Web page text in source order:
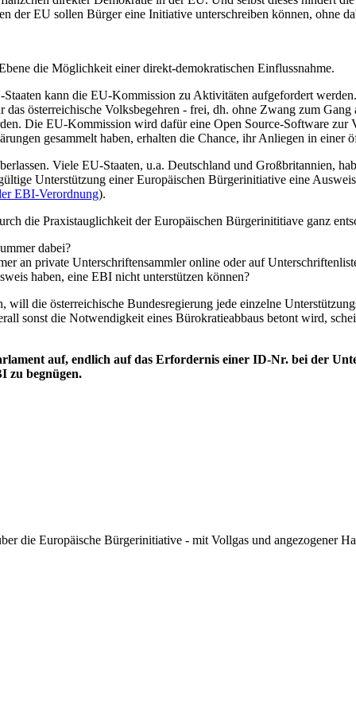
der EU sollen Bürger eine Initiative unterschreiben können, ohne
die Möglichkeit einer direkt-demokratischen Einflussnahme.
kann die EU-Kommission zu Aktivitäten aufgefordert werden.
österreichische Volksbegehren - frei, dh. ohne Zwang zum Gang
Die EU-Kommission wird dafür eine Open Source-Software zur
gesammelt haben, erhalten die Chance, ihr Anliegen in
Viele EU-Staaten, u.a. Deutschland und Großbritannien,
Unterstützung einer Europäischen Bürgerinitiative eine
EBI-Verordnung).
die Praxistauglichkeit der Europäischen Bürgerinititiave ganz
dabei?
an private Unterschriftensammler online oder auf
haben, eine EBI nicht unterstützen können?
die österreichische Bundesregierung jede einzelne
sonst die Notwendigkeit eines Bürokratieabbaus betont wird,
auf, endlich auf das Erfordernis einer ID-Nr. bei der
zu begnügen.
die Europäische Bürgerinitiative - mit Vollgas und angezogener